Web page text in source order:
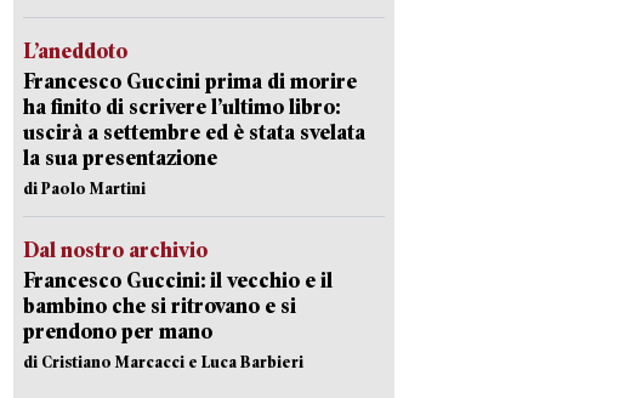
L’aneddoto
Francesco Guccini prima di morire
ha finito di scrivere l’ultimo libro:
uscirà a settembre ed è stata svelata
la sua presentazione
di Paolo Martini
Dal nostro archivio
Francesco Guccini: il vecchio e il
bambino che si ritrovano e si
prendono per mano
di Cristiano Marcacci e Luca Barbieri